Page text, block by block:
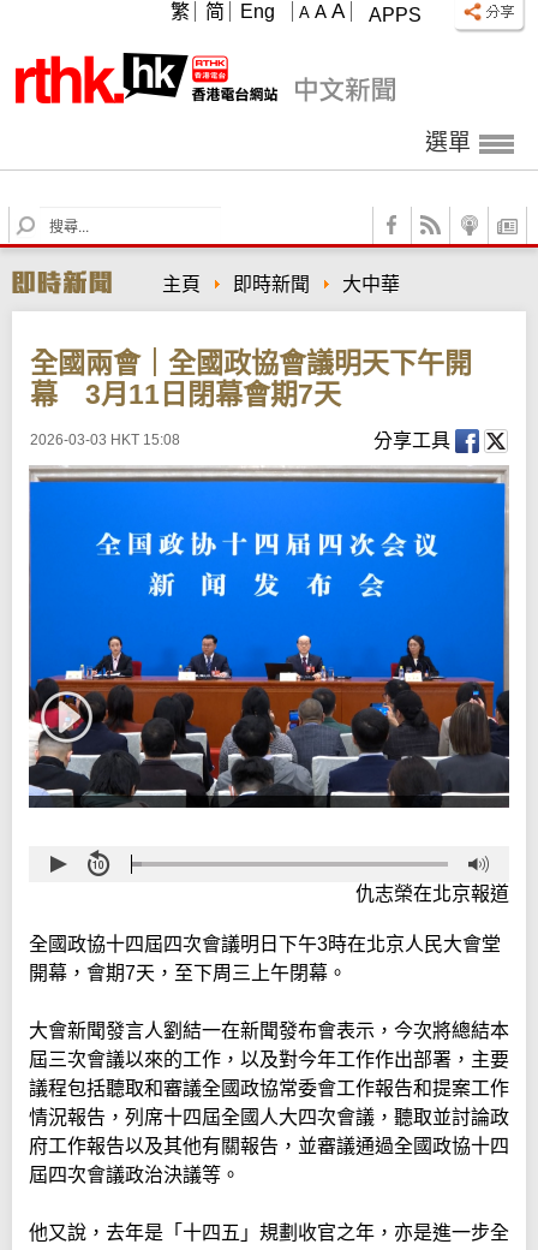
APPS
A A A
繁 简 Eng
選單
S
e
r
c
主頁 即時新聞 大中華
全國兩會｜全國政協會議明天下午開
幕 3月11日閉幕會期7天
2026-03-03 HKT 15:08 分享工具
仇志榮在北京報道
全國政協十四屆四次會議明日下午3時在北京人民大會堂
開幕，會期7天，至下周三上午閉幕。
大會新聞發言人劉結一在新聞發布會表示，今次將總結本
屆三次會議以來的工作，以及對今年工作作出部署，主要
議程包括聽取和審議全國政協常委會工作報告和提案工作
情況報告，列席十四屆全國人大四次會議，聽取並討論政
府工作報告以及其他有關報告，並審議通過全國政協十四
屆四次會議政治決議等。
他又說，去年是「十四五」規劃收官之年，亦是進一步全